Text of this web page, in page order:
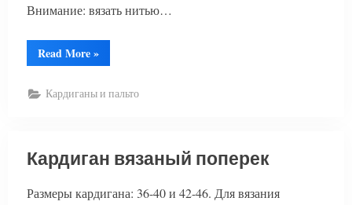
Внимание: вязать нитью…
Read More“Кардиган
в
»
Кардиганы и пальто
Кардиган вязаный поперек
Размеры кардигана: 36-40 и 42-46. Для вязания